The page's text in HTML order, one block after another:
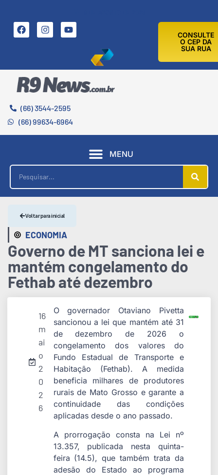
CONSULTE
O CEP DA
SUA RUA
(66) 3544-2595
(66) 99634-6964
MENU
ECONOMIA
Voltar para inicial
Governo de MT sanciona lei e
mantém congelamento do
Fethab até dezembro
16
m
ai
o
2
0
2
6
O governador Otaviano Pivetta
sancionou a lei que mantém até 31
de dezembro de 2026 o
congelamento dos valores do
Fundo Estadual de Transporte e
Habitação (Fethab). A medida
beneficia milhares de produtores
rurais de Mato Grosso e garante a
continuidade das condições
aplicadas desde o ano passado.
A prorrogação consta na Lei nº
13.357, publicada nesta quinta-
feira (14.5), que também trata da
adesão do Estado ao programa